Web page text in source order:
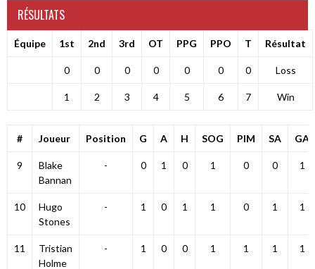
RÉSULTATS
Équipe 1st 2nd 3rd OT PPG PPO T Résultat
0 0 0 0 0 0 0 Loss
1 2 3 4 5 6 7 Win
# Joueur Position G A H SOG PIM SA GA
9
Blake
Bannan
- 0 1 0 1 0 0 1
10
Hugo
Stones
- 1 0 1 1 0 1 1
11
Tristian
Holme
- 1 0 0 1 1 1 1